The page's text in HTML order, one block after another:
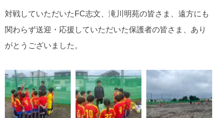
対戦していただいたFC志文、滝川明苑の皆さま、遠方にも
関わらず送迎・応援していただいた保護者の皆さま、あり
がとうございました。